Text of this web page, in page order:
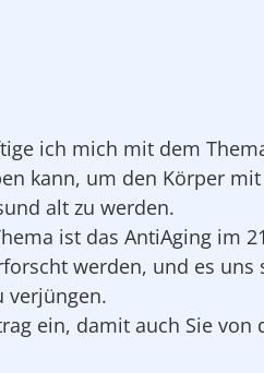
ich mich mit dem
kann, um den Körper
alt zu werden.
ist das AntiAging im
werden, und es
verjüngen.
ein, damit auch Sie von